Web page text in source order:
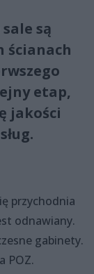
są
ścianach
etap,
jakości
przychodnia
odnawiany.
gabinety.
POZ.